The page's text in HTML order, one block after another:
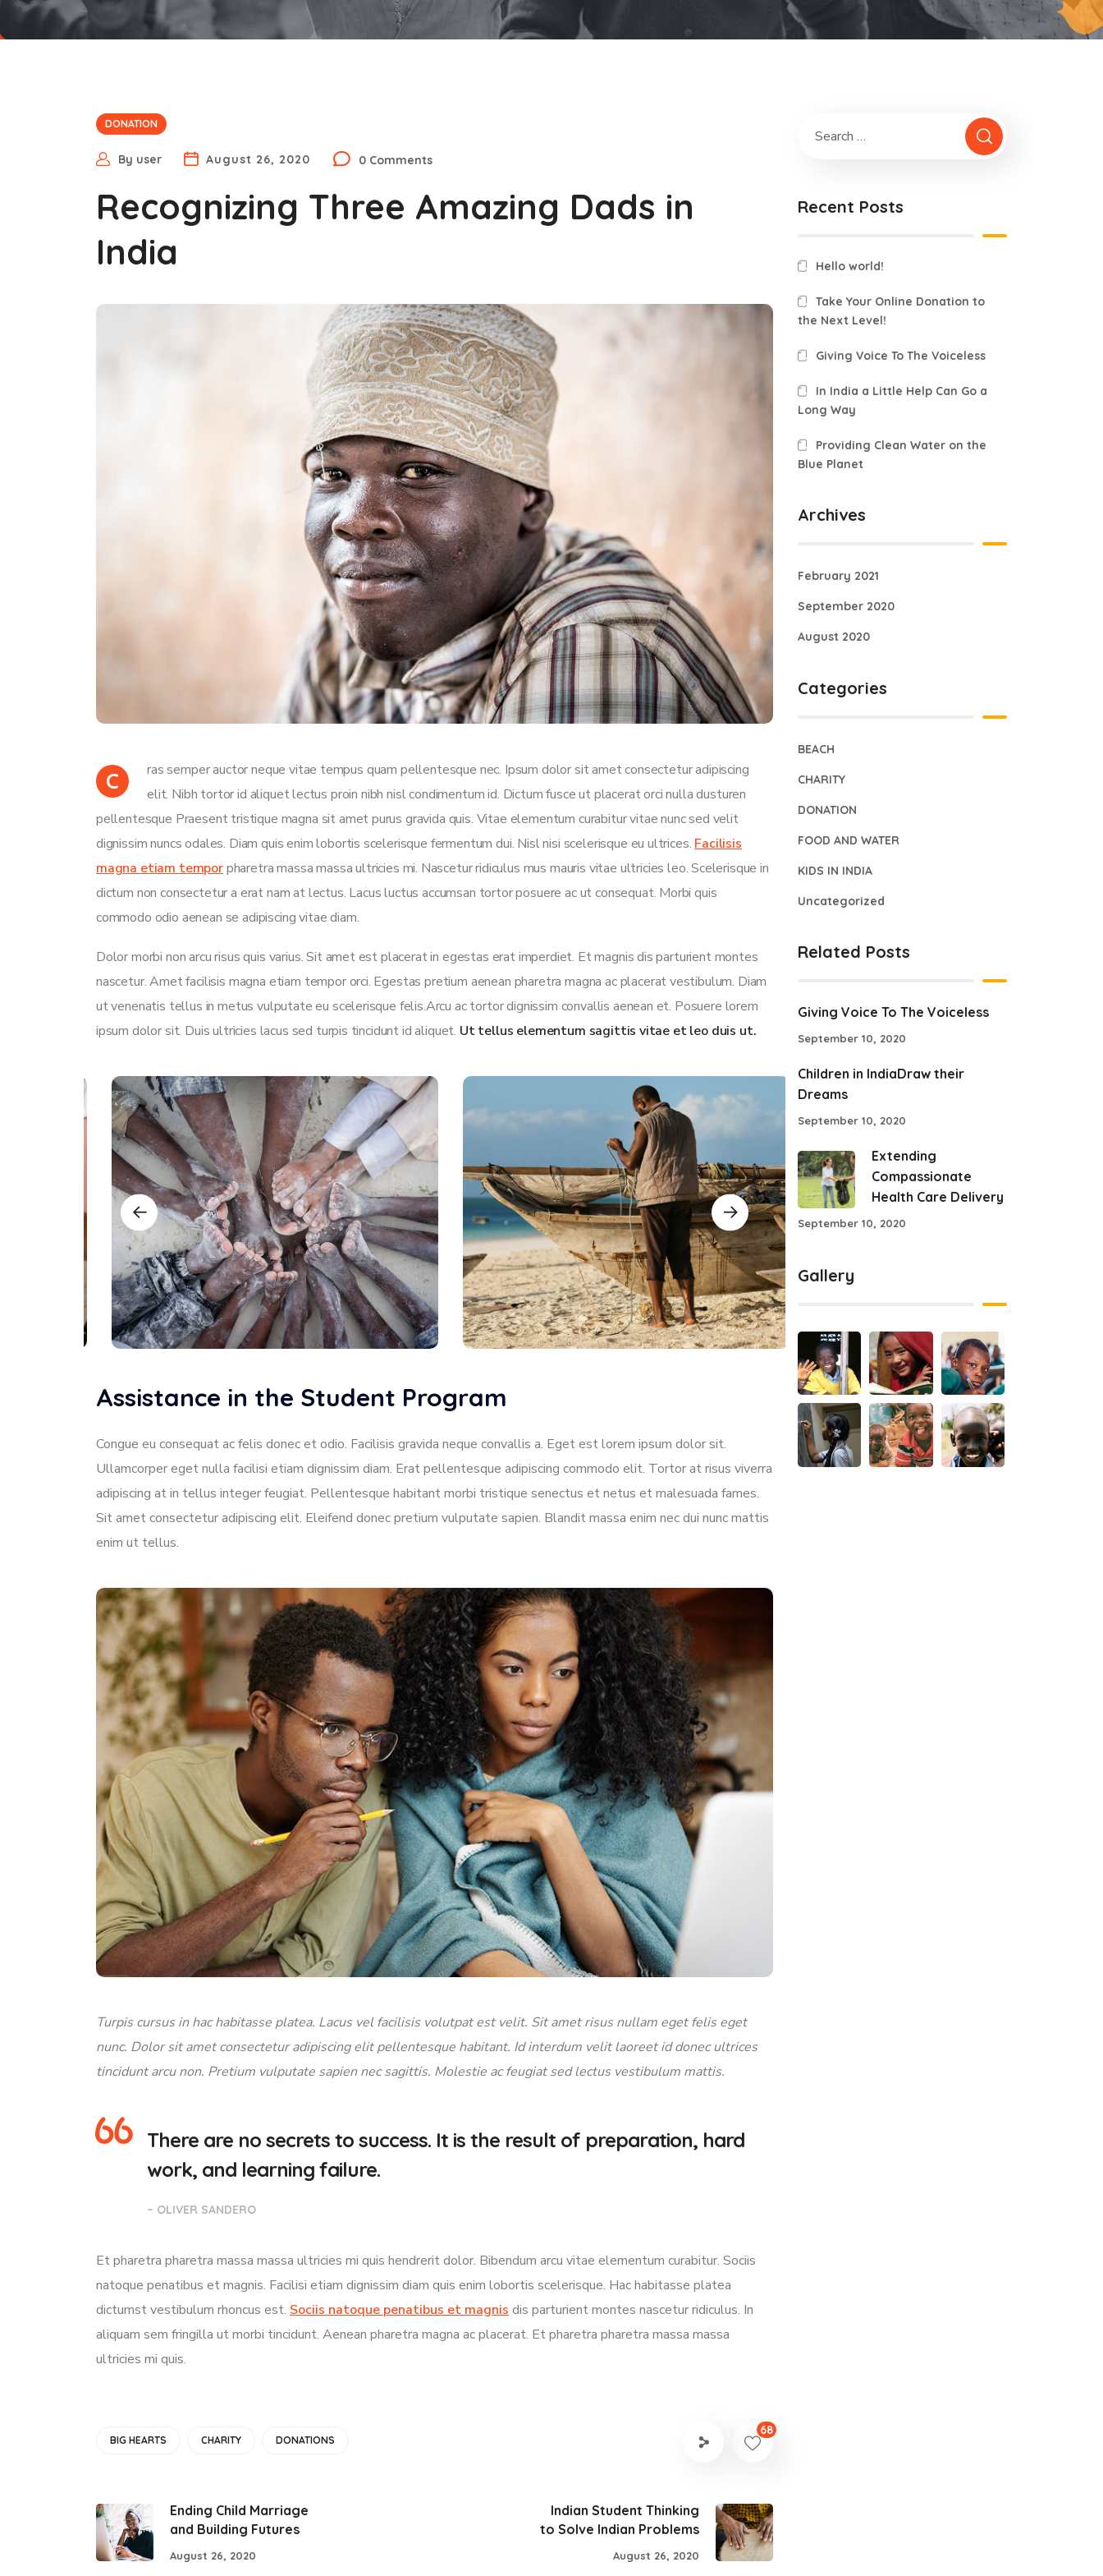
DONATION
By user August 26, 2020 0 Comments
Recognizing Three Amazing Dads in
India
C
ras semper auctor neque vitae tempus quam pellentesque nec. Ipsum dolor sit amet consectetur adipiscing
elit. Nibh tortor id aliquet lectus proin nibh nisl condimentum id. Dictum fusce ut placerat orci nulla dusturen
pellentesque Praesent tristique magna sit amet purus gravida quis. Vitae elementum curabitur vitae nunc sed velit
dignissim nuncs odales. Diam quis enim lobortis scelerisque fermentum dui. Nisl nisi scelerisque eu ultrices. Facilisis
magna etiam temporpharetra massa massa ultricies mi. Nascetur ridiculus mus mauris vitae ultricies leo. Scelerisque in
dictum non consectetur a erat nam at lectus. Lacus luctus accumsan tortor posuere ac ut consequat. Morbi quis
commodo odio aenean se adipiscing vitae diam.
Dolor morbi non arcu risus quis varius. Sit amet est placerat in egestas erat imperdiet. Et magnis dis parturient montes
nascetur. Amet facilisis magna etiam tempor orci. Egestas pretium aenean pharetra magna ac placerat vestibulum. Diam
ut venenatis tellus in metus vulputate eu scelerisque felis.Arcu ac tortor dignissim convallis aenean et. Posuere lorem
ipsum dolor sit. Duis ultricies lacus sed turpis tincidunt id aliquet. Ut tellus elementum sagittis vitae et leo duis ut.
Assistance in the Student Program
Congue eu consequat ac felis donec et odio. Facilisis gravida neque convallis a. Eget est lorem ipsum dolor sit.
Ullamcorper eget nulla facilisi etiam dignissim diam. Erat pellentesque adipiscing commodo elit. Tortor at risus viverra
adipiscing at in tellus integer feugiat. Pellentesque habitant morbi tristique senectus et netus et malesuada fames.
Sit amet consectetur adipiscing elit. Eleifend donec pretium vulputate sapien. Blandit massa enim nec dui nunc mattis
enim ut tellus.
Turpis cursus in hac habitasse platea. Lacus vel facilisis volutpat est velit. Sit amet risus nullam eget felis eget
nunc. Dolor sit amet consectetur adipiscing elit pellentesque habitant. Id interdum velit laoreet id donec ultrices
tincidunt arcu non. Pretium vulputate sapien nec sagittis. Molestie ac feugiat sed lectus vestibulum mattis.
There are no secrets to success. It is the result of preparation, hard
work, and learning failure.
– OLIVER SANDERO
Et pharetra pharetra massa massa ultricies mi quis hendrerit dolor. Bibendum arcu vitae elementum curabitur. Sociis
natoque penatibus et magnis. Facilisi etiam dignissim diam quis enim lobortis scelerisque. Hac habitasse platea
dictumst vestibulum rhoncus est. Sociis natoque penatibus et magnis dis parturient montes nascetur ridiculus. In
aliquam sem fringilla ut morbi tincidunt. Aenean pharetra magna ac placerat. Et pharetra pharetra massa massa
ultricies mi quis.
BIG HEARTS CHARITY DONATIONS
68
Ending Child Marriage
and Building Futures
August 26, 2020
Indian Student Thinking
to Solve Indian Problems
August 26, 2020
Recent Posts
Hello world!
Take Your Online Donation to
the Next Level!
Giving Voice To The Voiceless
In India a Little Help Can Go a
Long Way
Providing Clean Water on the
Blue Planet
Archives
February 2021
September 2020
August 2020
Categories
BEACH
CHARITY
DONATION
FOOD AND WATER
KIDS IN INDIA
Uncategorized
Related Posts
Giving Voice To The Voiceless
September 10, 2020
Children in IndiaDraw their
Dreams
September 10, 2020
Extending
Compassionate
Health Care Delivery
September 10, 2020
Gallery